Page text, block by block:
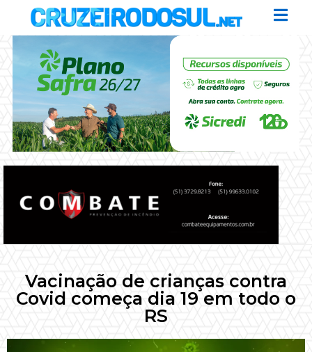
Vacinação de crianças contra
Covid começa dia 19 em todo o
RS